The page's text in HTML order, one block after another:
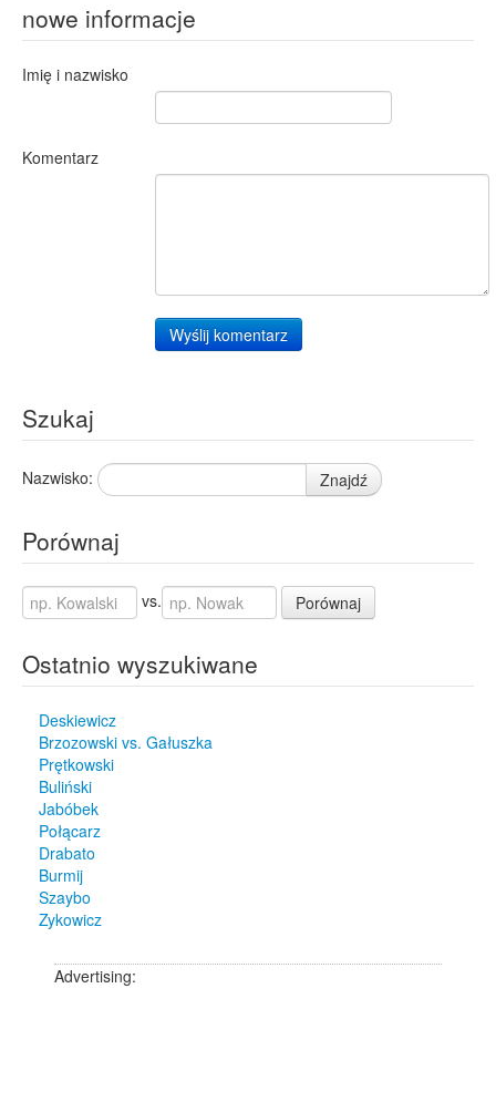
Przybiernów
Bobrowniki
1
nowe informacje
Imię i nazwisko
Komentarz
Wyślij komentarz
Szukaj
Nazwisko: Znajdź
Porównaj
vs. Porównaj
Ostatnio wyszukiwane
Deskiewicz
Brzozowski vs. Gałuszka
Prętkowski
Buliński
Jabóbek
Połącarz
Drabato
Burmij
Szaybo
Zykowicz
Advertising: